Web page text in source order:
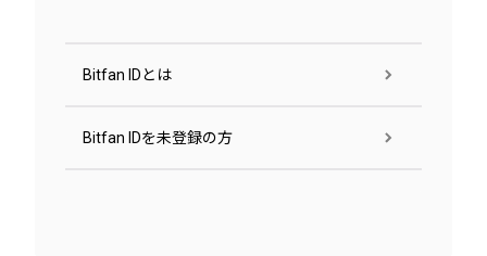
Bitfan IDとは
Bitfan IDを未登録の方